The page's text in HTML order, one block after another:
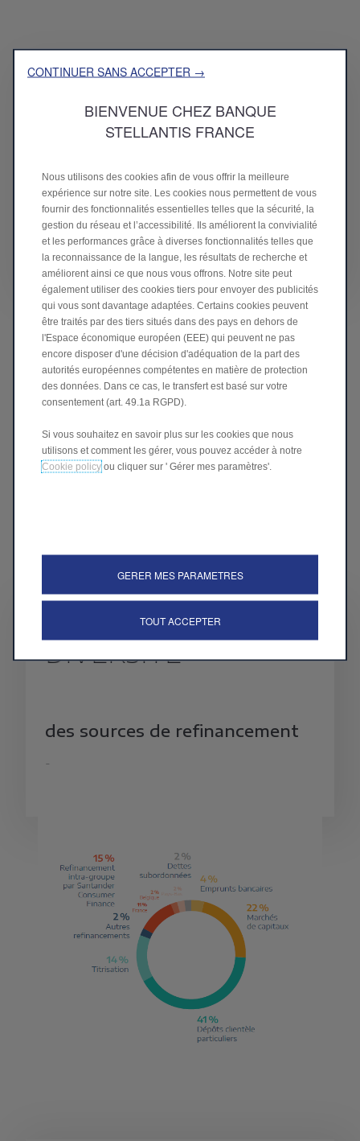
289 M€
de résultat net consolidé
.
DIVERSITÉ
des sources de refinancement
-
CONTINUER SANS ACCEPTER →
BIENVENUE CHEZ BANQUE
STELLANTIS FRANCE
Nous utilisons des cookies afin de vous offrir la meilleure
expérience sur notre site. Les cookies nous permettent de vous
fournir des fonctionnalités essentielles telles que la sécurité, la
gestion du réseau et l’accessibilité. Ils améliorent la convivialité
et les performances grâce à diverses fonctionnalités telles que
la reconnaissance de la langue, les résultats de recherche et
améliorent ainsi ce que nous vous offrons. Notre site peut
également utiliser des cookies tiers pour envoyer des publicités
qui vous sont davantage adaptées. Certains cookies peuvent
être traités par des tiers situés dans des pays en dehors de
l'Espace économique européen (EEE) qui peuvent ne pas
encore disposer d'une décision d'adéquation de la part des
autorités européennes compétentes en matière de protection
des données. Dans ce cas, le transfert est basé sur votre
consentement (art. 49.1a RGPD).
Si vous souhaitez en savoir plus sur les cookies que nous
utilisons et comment les gérer, vous pouvez accéder à notre
Cookie policy ou cliquer sur ' Gérer mes paramètres'.
GERER MES PARAMETRES
TOUT ACCEPTER